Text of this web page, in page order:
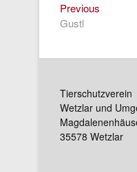
Previous
Gustl
Tierschutzverein
Wetzlar und
35578 Wetzlar